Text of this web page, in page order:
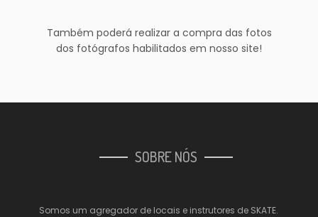
Também poderá realizar a compra das fotos
dos fotógrafos habilitados em nosso site!
SOBRE NÓS
Somos um agregador de locais e instrutores de SKATE.